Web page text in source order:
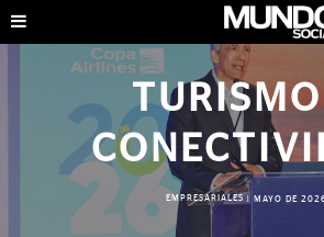
EMPRESARIALES MAYO DE